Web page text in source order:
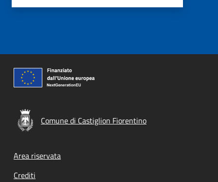
Comune di Castiglion Fiorentino
Footer menu
Area riservata
Crediti